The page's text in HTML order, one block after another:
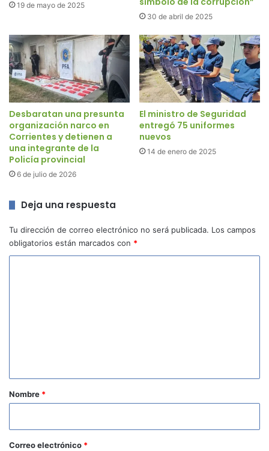
19 de mayo de 2025
30 de abril de 2025
Desbaratan una presunta
organización narco en
Corrientes y detienen a
una integrante de la
Policía provincial
6 de julio de 2026
El ministro de Seguridad
entregó 75 uniformes
nuevos
14 de enero de 2025
Deja una respuesta
Tu dirección de correo electrónico no será publicada. Los campos
obligatorios están marcados con *
r
o
*
Nombre *
Correo electrónico *